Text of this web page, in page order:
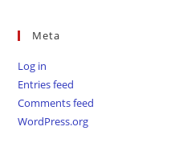
Meta
Log in
Entries feed
Comments feed
WordPress.org